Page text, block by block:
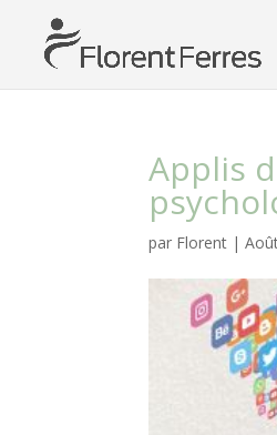
Applis
par Florent |